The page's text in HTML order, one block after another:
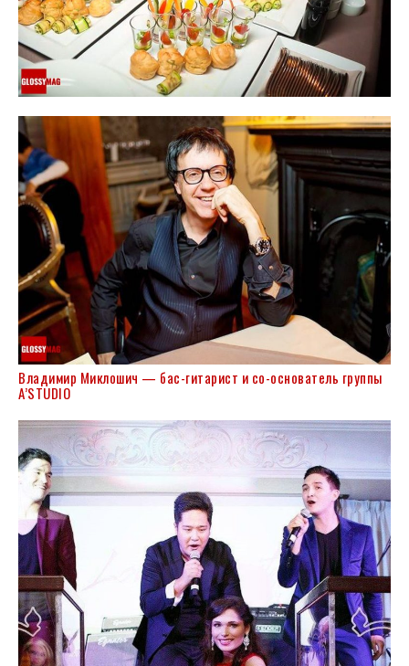
Владимир Миклошич — бас-гитарист и со-основатель группы
A’STUDIO